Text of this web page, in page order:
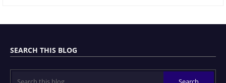
SEARCH THIS BLOG